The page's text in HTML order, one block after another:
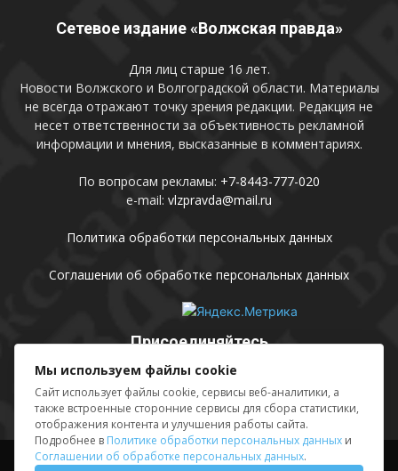
Сетевое издание «Волжская правда»
Для лиц старше 16 лет.
Новости Волжского и Волгоградской области. Материалы
не всегда отражают точку зрения редакции. Редакция не
несет ответственности за объективность рекламной
информации и мнения, высказанные в комментариях.
По вопросам рекламы: +7-8443-777-020
e-mail: vlzpravda@mail.ru
Политика обработки персональных данных
Соглашении об обработке персональных данных
Присоединяйтесь
Выходные данные Sing in
Мы используем файлы cookie
Сайт использует файлы cookie, сервисы веб-аналитики, а
также встроенные сторонние сервисы для сбора статистики,
отображения контента и улучшения работы сайта.
Подробнее в Политике обработки персональных данных и
Соглашении об обработке персональных данных.